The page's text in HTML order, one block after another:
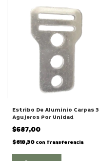
Estribo De Aluminio Carpas 3
Agujeros Por Unidad
$687,00
$618,30 con Transferencia